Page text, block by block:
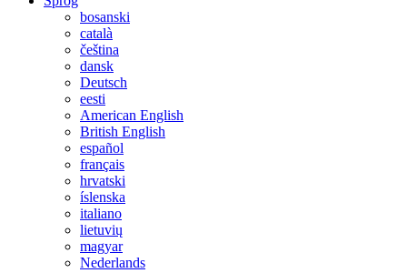
bosanski
català
čeština
dansk
Deutsch
eesti
American English
British English
español
français
hrvatski
íslenska
italiano
lietuvių
magyar
Nederlands